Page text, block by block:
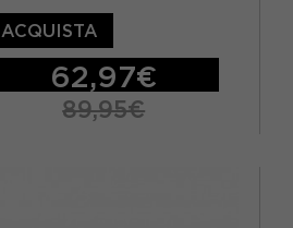
ACQUISTA
62,97€
89,95€